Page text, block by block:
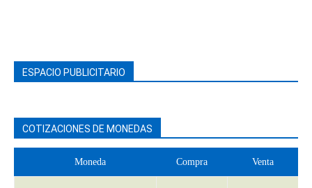
ESPACIO PUBLICITARIO
COTIZACIONES DE MONEDAS
Moneda Compra Venta